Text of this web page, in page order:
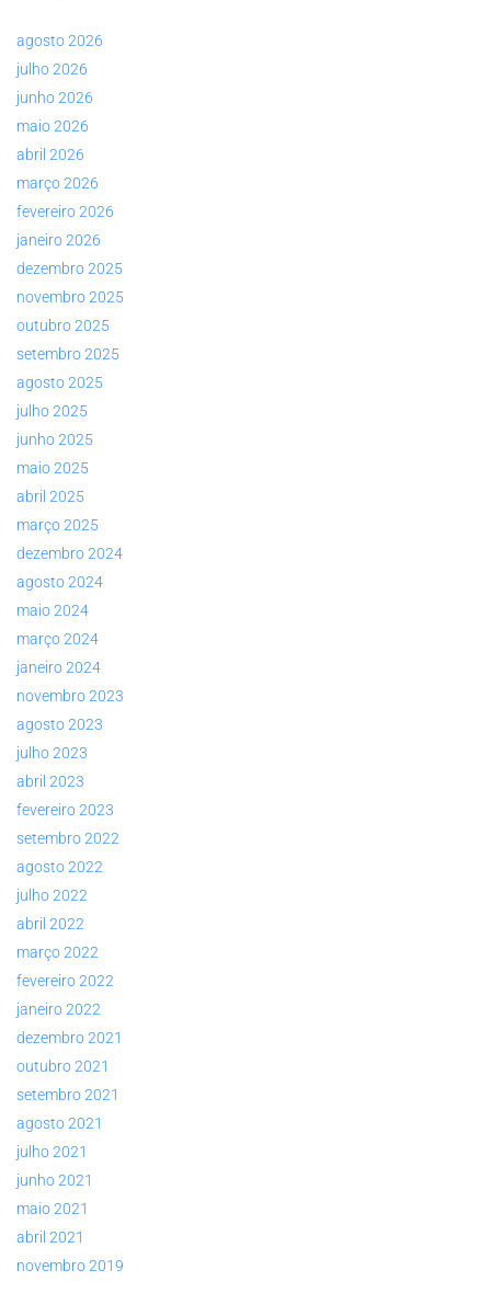
agosto 2026
julho 2026
junho 2026
maio 2026
abril 2026
março 2026
fevereiro 2026
janeiro 2026
dezembro 2025
novembro 2025
outubro 2025
setembro 2025
agosto 2025
julho 2025
junho 2025
maio 2025
abril 2025
março 2025
dezembro 2024
agosto 2024
maio 2024
março 2024
janeiro 2024
novembro 2023
agosto 2023
julho 2023
abril 2023
fevereiro 2023
setembro 2022
agosto 2022
julho 2022
abril 2022
março 2022
fevereiro 2022
janeiro 2022
dezembro 2021
outubro 2021
setembro 2021
agosto 2021
julho 2021
junho 2021
maio 2021
abril 2021
novembro 2019